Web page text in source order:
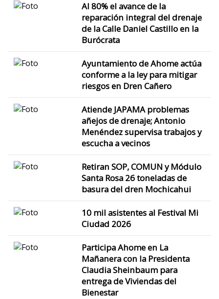
Al 80% el avance de la
reparación integral del drenaje
de la Calle Daniel Castillo en la
Burócrata
Ayuntamiento de Ahome actúa
conforme a la ley para mitigar
riesgos en Dren Cañero
Atiende JAPAMA problemas
añejos de drenaje; Antonio
Menéndez supervisa trabajos y
escucha a vecinos
Retiran SOP, COMUN y Módulo
Santa Rosa 26 toneladas de
basura del dren Mochicahui
10 mil asistentes al Festival Mi
Ciudad 2026
Participa Ahome en La
Mañanera con la Presidenta
Claudia Sheinbaum para
entrega de Viviendas del
Bienestar